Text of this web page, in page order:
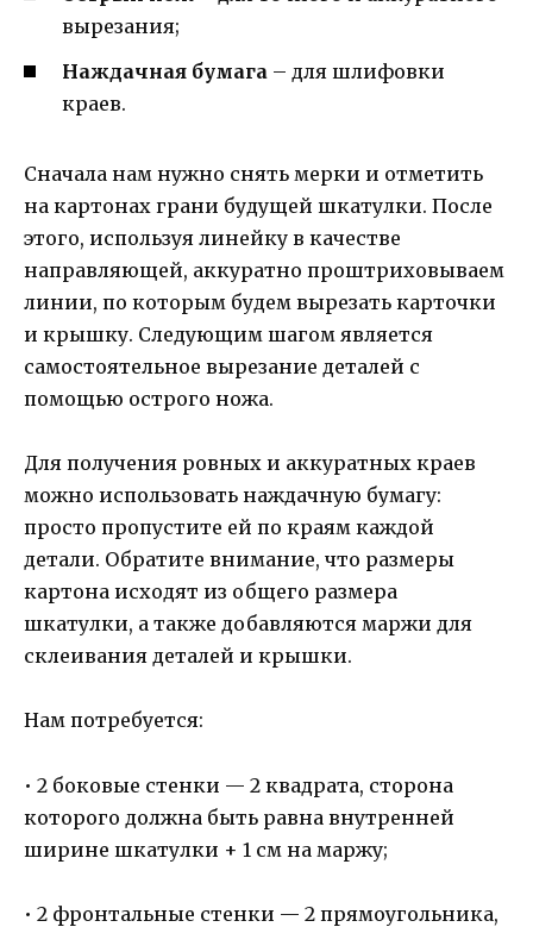
вырезания;
Наждачная бумага – для шлифовки
краев.
Сначала нам нужно снять мерки и отметить
на картонах грани будущей шкатулки. После
этого, используя линейку в качестве
направляющей, аккуратно проштриховываем
линии, по которым будем вырезать карточки
и крышку. Следующим шагом является
самостоятельное вырезание деталей с
помощью острого ножа.
Для получения ровных и аккуратных краев
можно использовать наждачную бумагу:
просто пропустите ей по краям каждой
детали. Обратите внимание, что размеры
картона исходят из общего размера
шкатулки, а также добавляются маржи для
склеивания деталей и крышки.
Нам потребуется:
• 2 боковые стенки — 2 квадрата, сторона
которого должна быть равна внутренней
ширине шкатулки + 1 см на маржу;
• 2 фронтальные стенки — 2 прямоугольника,